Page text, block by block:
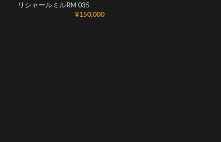
リシャールミルRM 035
¥150,000